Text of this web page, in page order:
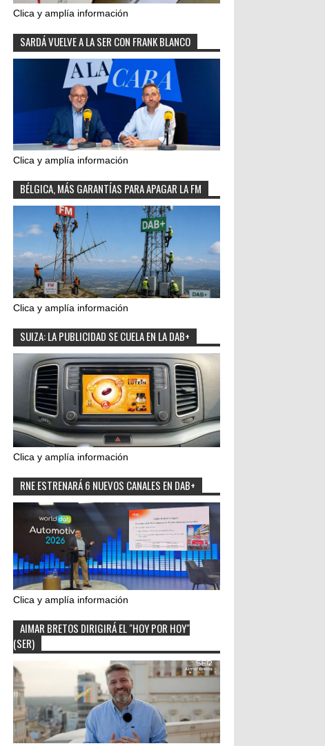
Clica y amplía información
SARDÁ VUELVE A LA SER CON FRANK BLANCO
Clica y amplía información
BÉLGICA, MÁS GARANTÍAS PARA APAGAR LA FM
Clica y amplía información
SUIZA: LA PUBLICIDAD SE CUELA EN LA DAB+
Clica y amplía información
RNE ESTRENARÁ 6 NUEVOS CANALES EN DAB+
Clica y amplía información
AIMAR BRETOS DIRIGIRÁ EL "HOY POR HOY"
(SER)